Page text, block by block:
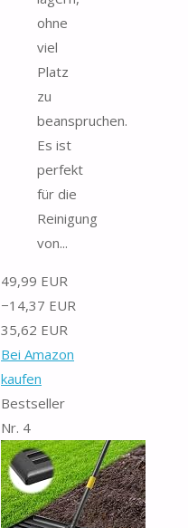
ohne
viel
Platz
zu
beanspruchen.
Es ist
perfekt
für die
Reinigung
von...
49,99 EUR
−14,37 EUR
35,62 EUR
Bei Amazon
kaufen
Bestseller
Nr. 4